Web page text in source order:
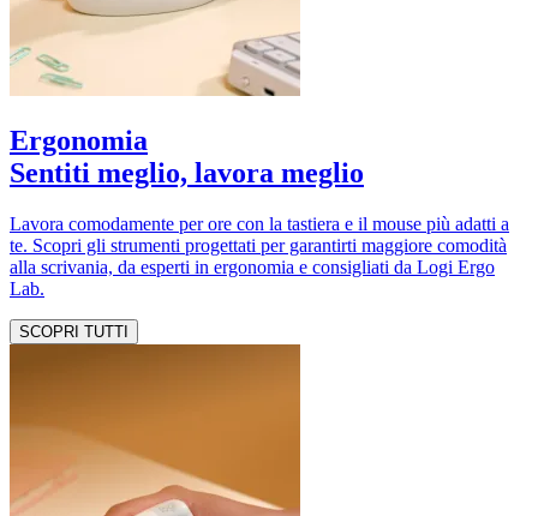
Ergonomia
Sentiti meglio, lavora meglio
Lavora comodamente per ore con la tastiera e il mouse più adatti a
te. Scopri gli strumenti progettati per garantirti maggiore comodità
alla scrivania, da esperti in ergonomia e consigliati da Logi Ergo
Lab.
SCOPRI TUTTI